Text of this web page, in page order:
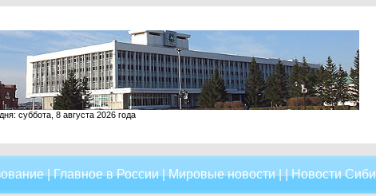
суббота, 8 августа 2026 года
|Главное в России|Мировые новости| |Новости